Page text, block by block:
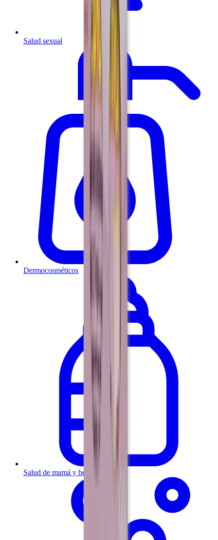
Salud sexual
Dermocosméticos
Salud de mamá y bebé